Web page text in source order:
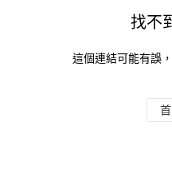
找不
這個連結可能有誤